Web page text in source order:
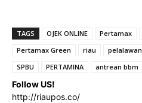
TAGS OJEK ONLINE Pertamax
Pertamax Green
riau pelalawan
SPBU
PERTAMINA antrean bbm
Follow US!
http://riaupos.co/